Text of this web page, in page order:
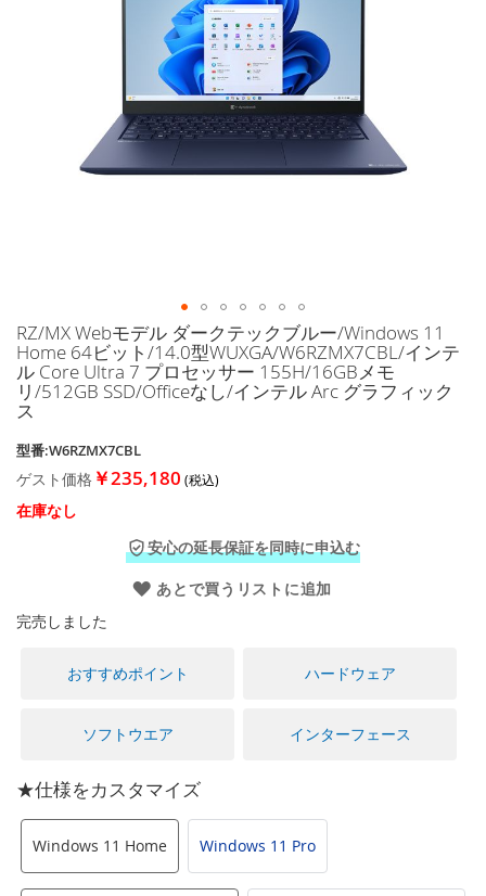
イ
メ
ー
ジ
ギ
ャ
ラ
リ
ー
移
動
RZ/MX Webモデル ダークテックブルー/Windows 11
Home 64ビット/14.0型WUXGA/W6RZMX7CBL/インテ
ル Core Ultra 7 プロセッサー 155H/16GBメモ
リ/512GB SSD/Officeなし/インテル Arc グラフィック
ス
型番:W6RZMX7CBL
ゲスト価格 ￥235,180
在庫なし
安心の延長保証を同時に申込む
あとで買うリストに追加
完売しました
おすすめポイント ハードウェア
ソフトウエア インターフェース
★仕様をカスタマイズ
Windows 11 Home Windows 11 Pro